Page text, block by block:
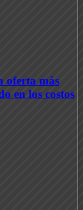
oferta más
en los costos